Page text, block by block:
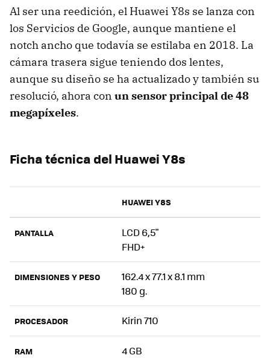
Al ser una reedición, el Huawei Y8s se lanza con
los Servicios de Google, aunque mantiene el
notch ancho que todavía se estilaba en 2018. La
cámara trasera sigue teniendo dos lentes,
aunque su diseño se ha actualizado y también su
resolució, ahora con un sensor principal de 48
megapíxeles.
Ficha técnica del Huawei Y8s
HUAWEI Y8S
PANTALLA
LCD 6,5"
FHD+
DIMENSIONES Y PESO
162.4 x 77.1 x 8.1 mm
180 g.
PROCESADOR Kirin 710
RAM 4 GB